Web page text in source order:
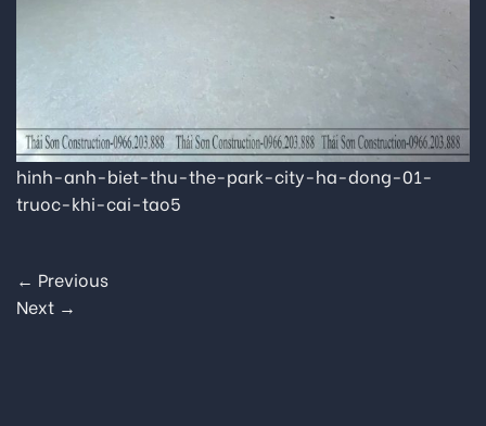
hinh-anh-biet-thu-the-park-city-ha-dong-01-
truoc-khi-cai-tao5
← Previous
Next →